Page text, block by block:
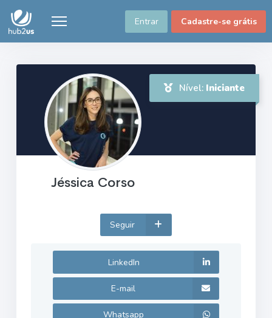
Entrar Cadastre-se grátis
Nível: Iniciante
Jéssica Corso
Seguir
LinkedIn
E-mail
Whatsapp